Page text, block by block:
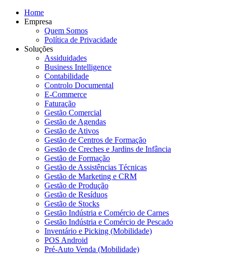
Home
Empresa
Quem Somos
Política de Privacidade
Soluções
Assiduidades
Business Intelligence
Contabilidade
Controlo Documental
E-Commerce
Faturação
Gestão Comercial
Gestão de Agendas
Gestão de Ativos
Gestão de Centros de Formação
Gestão de Creches e Jardins de Infância
Gestão de Formação
Gestão de Assistências Técnicas
Gestão de Marketing e CRM
Gestão de Produção
Gestão de Resíduos
Gestão de Stocks
Gestão Indústria e Comércio de Carnes
Gestão Indústria e Comércio de Pescado
Inventário e Picking (Mobilidade)
POS Android
Pré-Auto Venda (Mobilidade)